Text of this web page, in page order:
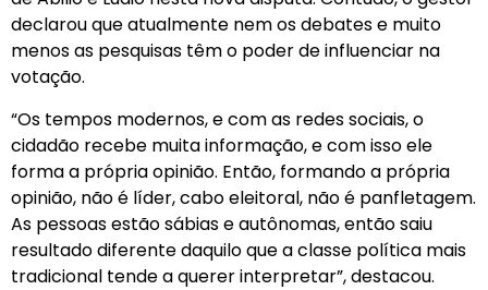
declarou que atualmente nem os debates e muito
menos as pesquisas têm o poder de influenciar na
votação.
“Os tempos modernos, e com as redes sociais, o
cidadão recebe muita informação, e com isso ele
forma a própria opinião. Então, formando a própria
opinião, não é líder, cabo eleitoral, não é panfletagem.
As pessoas estão sábias e autônomas, então saiu
resultado diferente daquilo que a classe política mais
tradicional tende a querer interpretar”, destacou.